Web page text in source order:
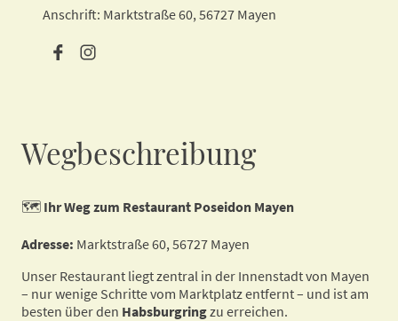
Anschrift: Marktstraße 60, 56727 Mayen
Wegbeschreibung
🗺️ Ihr Weg zum Restaurant Poseidon Mayen
Adresse: Marktstraße 60, 56727 Mayen
Unser Restaurant liegt zentral in der Innenstadt von Mayen
– nur wenige Schritte vom Marktplatz entfernt – und ist am
besten über den Habsburgringzu erreichen.